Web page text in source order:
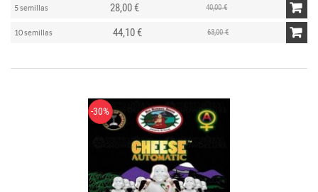
5 semillas 28,00 € 40,00 €
10 semillas 44,10 € 63,00 €
-30%